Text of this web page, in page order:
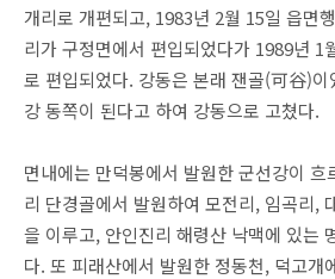
개리로 개편되고, 1983년 2월 15일 읍면
리가 구정면에서 편입되었다가 1989년 1
로 편입되었다. 강동은 본래 잰골(可谷)이
강 동쪽이 된다고 하여 강동으로 고쳤다.
면내에는 만덕봉에서 발원한 군선강이 흐
리 단경골에서 발원하여 모전리, 임곡리,
을 이루고, 안인진리 해령산 낙맥에 있는
다. 또 피래산에서 발원한 정동천, 덕고개